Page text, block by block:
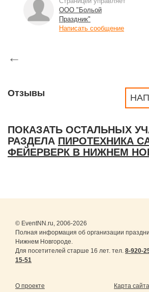
ООО "Больой
Праздник"
Написать сообщение
←
Отзывы
ПОКАЗАТЬ ОСТАЛЬНЫХ
РАЗДЕЛА ПИРОТЕХНИКА
ФЕЙЕРВЕРК В НИЖНЕМ
© EventNN.ru, 2006-2026
Полная информация об организации
Нижнем Новгороде.
Для посетителей старше 16 лет. тел. 8-920-
15-51
О проекте Карта сайта